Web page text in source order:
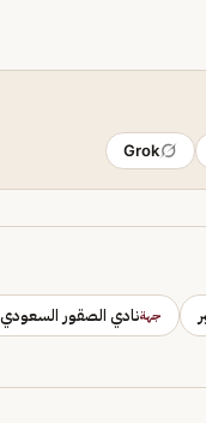
Grok
جهةنادي الصقور السعودي